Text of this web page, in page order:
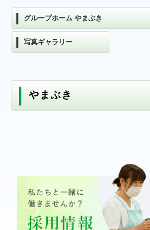
グループホーム やまぶき
写真ギャラリー
やまぶき